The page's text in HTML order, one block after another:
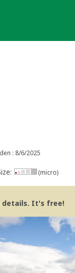
: 8/6/2025
(micro)
details. It's free!